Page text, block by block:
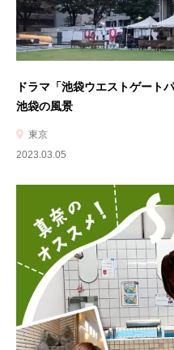
ドラマ「池袋ウエストゲート
池袋の風景
東京
2023.03.05